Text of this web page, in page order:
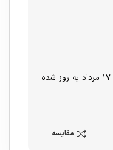
قیمت محصولات سایت امروز ،شنبه ۱۷ مرداد به روز شده
مقایسه